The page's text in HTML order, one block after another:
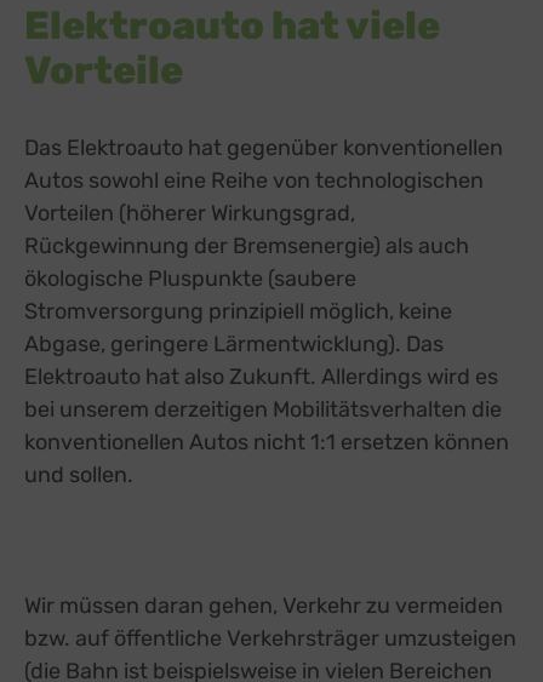
Elektroauto hat viele
Vorteile
Das Elektroauto hat gegenüber konventionellen
Autos sowohl eine Reihe von technologischen
Vorteilen (höherer Wirkungsgrad,
Rückgewinnung der Bremsenergie) als auch
ökologische Pluspunkte (saubere
Stromversorgung prinzipiell möglich, keine
Abgase, geringere Lärmentwicklung). Das
Elektroauto hat also Zukunft. Allerdings wird es
bei unserem derzeitigen Mobilitätsverhalten die
konventionellen Autos nicht 1:1 ersetzen können
und sollen.
Wir müssen daran gehen, Verkehr zu vermeiden
bzw. auf öffentliche Verkehrsträger umzusteigen
(die Bahn ist beispielsweise in vielen Bereichen